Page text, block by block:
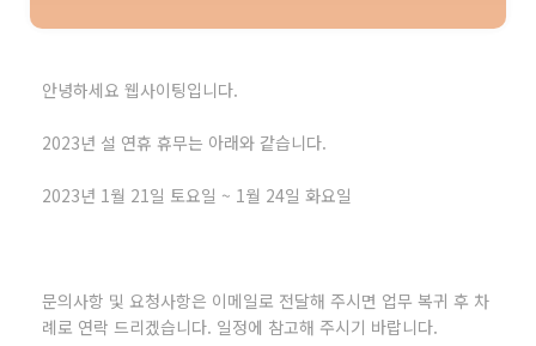
안녕하세요 웹사이팅입니다.
2023년 설 연휴 휴무는 아래와 같습니다.
2023년 1월 21일 토요일 ~ 1월 24일 화요일
문의사항 및 요청사항은 이메일로 전달해 주시면 업무 복귀 후 차
례로 연락 드리겠습니다. 일정에 참고해 주시기 바랍니다.